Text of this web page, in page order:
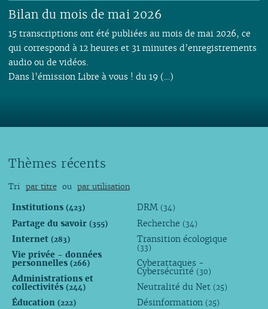
Bilan du mois de mai 2026
15 transcriptions ont été publiées au mois de mai 2026, ce
qui correspond à 12 heures et 31 minutes d’enregistrements
audio ou de vidéos.
Dans l’émission Libre à vous ! du 19 (…)
Thèmes récents
Tri par titre ou par utilisation
Institutions (423)
Partage du savoir (355)
Internet (283)
Vie privée - données
personnelles (266)
Administrations et
collectivités (244)
Éducation (222)
DRM (34)
Recherche (34)
Transition écologique
(33)
Cyberattaques -
Cybersécurité (30)
Neutralité du Net (25)
Désinformation (25)